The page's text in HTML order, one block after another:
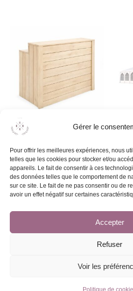
Gérer le
Pour offrir les meilleures expériences, nous
telles que les cookies pour stocker et/ou
appareils. Le fait de consentir à ces
des données telles que le comportement de
sur ce site. Le fait de ne pas consentir ou de
avoir un effet négatif sur certaines
Accepter
Refuser
Voir les
Politique de
Ajouter au devis
© 2026 - HBNB Event | Tous